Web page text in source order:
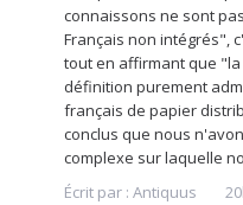
connaissons ne sont
Français non intégrés",
tout en affirmant que
définition purement
français de papier
conclus que nous
complexe sur laquelle
Écrit par : Antiquus